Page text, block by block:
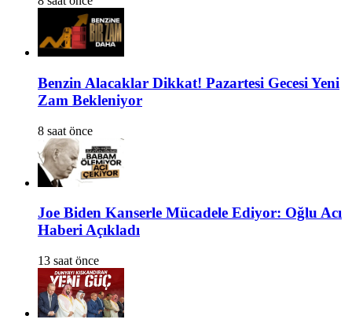
Benzin Alacaklar Dikkat! Pazartesi Gecesi Yeni
Zam Bekleniyor
8 saat önce
Joe Biden Kanserle Mücadele Ediyor: Oğlu Acı
Haberi Açıkladı
13 saat önce